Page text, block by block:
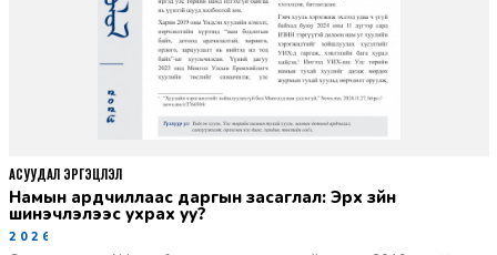
Намын ардчиллаас даргын засаглал: Эрх зүйн
шинэчлэлээс ухрах уу?
2026-07-08
АСУУДАЛ ЭРГЭЦҮҮЛЭЛ